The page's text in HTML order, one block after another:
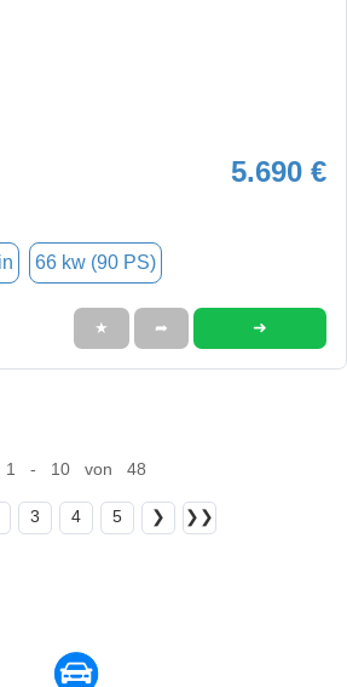
5.690 €
66 kw (90 PS)
★ ➦ ➜
1 - 10 von 48
3 4 5 ❯ ❯❯